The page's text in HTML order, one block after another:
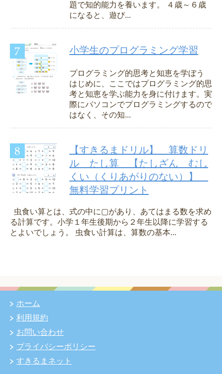
題で知的能力を養います。 ４歳～６歳
になると、遊び...
小学生のプログラミング学習
プログラミング的思考と知恵を学ぼう
はじめに、ここではプログラミング的思
考と知恵を学ぶ能力を身に付けます。実
際にパソコンでプログラミングするので
はなく、その知...
【すきるまドリル】 算数ドリ
ル たし算 【たしざん むし
くい（くりあがりのない）】
無料学習プリント
虫食い算とは、式の中に▢があり、あてはまる数を求め
る計算です。小学１年生後期から２年生以降に学習する
とよいでしょう。 虫食い計算は、算数の基本...
ホーム
利用規約
お問い合わせ
プライバシーポリシー
すきるまネット